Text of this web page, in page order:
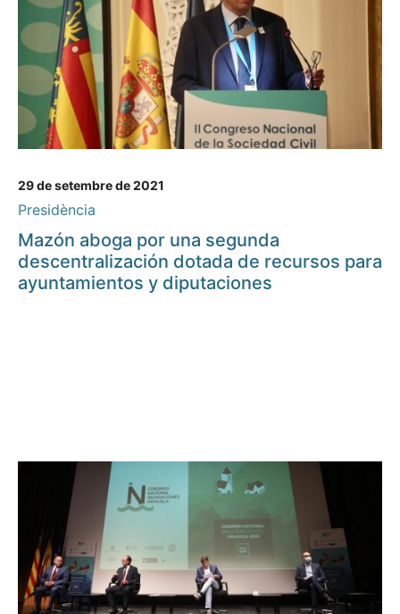
29 de setembre de 2021
Presidència
Mazón aboga por una segunda
descentralización dotada de recursos para
ayuntamientos y diputaciones